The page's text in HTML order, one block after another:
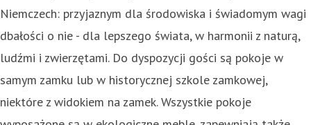
Niemczech: przyjaznym dla środowiska i świadomym wagi
dbałości o nie - dla lepszego świata, w harmonii z naturą,
ludźmi i zwierzętami. Do dyspozycji gości są pokoje w
samym zamku lub w historycznej szkole zamkowej,
niektóre z widokiem na zamek. Wszystkie pokoje